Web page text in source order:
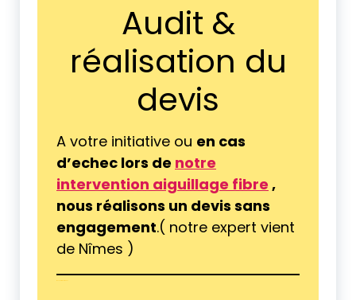
Audit &
réalisation du
devis
A votre initiative ou en cas
d’echec lors de notre
intervention aiguillage fibre ,
nous réalisons un devis sans
engagement.( notre expert vient
de Nîmes )